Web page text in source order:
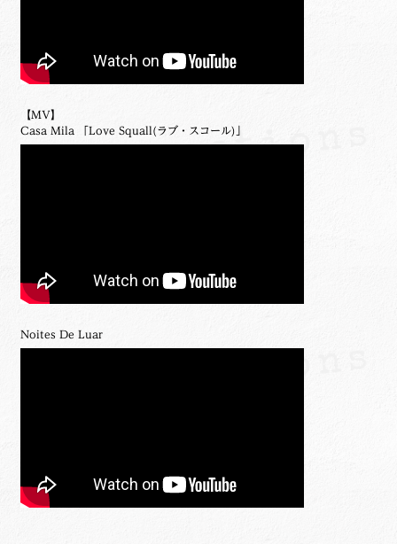
【MV】
Casa Mila 「Love Squall(ラブ・スコール)」
Noites De Luar